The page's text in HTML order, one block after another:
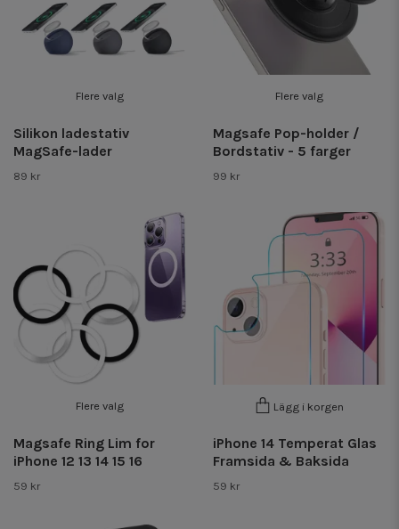
Flere valg
Silikon ladestativ
MagSafe-lader
89 kr
Flere valg
Magsafe Pop-holder /
Bordstativ - 5 farger
99 kr
Flere valg
Magsafe Ring Lim for
iPhone 12 13 14 15 16
59 kr
Lägg i korgen
iPhone 14 Temperat Glas
Framsida & Baksida
59 kr